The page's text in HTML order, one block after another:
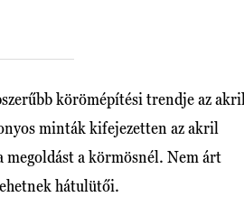
körömépítési trendje az akril
minták kifejezetten az akril
a körmösnél. Nem árt
hátulütői.